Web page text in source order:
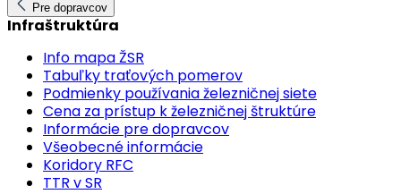
Pre dopravcov
Infraštruktúra
Info mapa ŽSR
Tabuľky traťových pomerov
Podmienky používania železničnej siete
Cena za prístup k železničnej štruktúre
Informácie pre dopravcov
Všeobecné informácie
Koridory RFC
TTR v SR